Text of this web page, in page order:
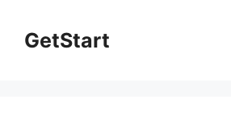
GetStart